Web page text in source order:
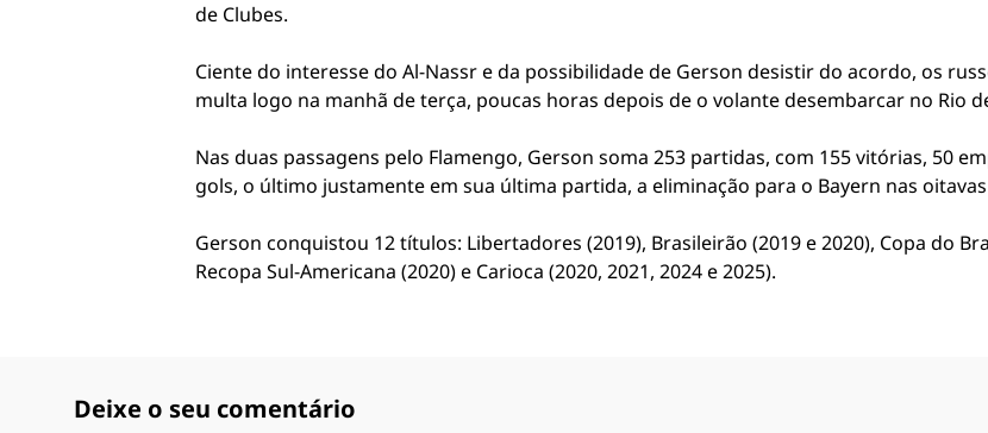
de Clubes.
Ciente do interesse do Al-Nassr e da possibilidade de Gerson desistir do acordo, os
multa logo na manhã de terça, poucas horas depois de o volante desembarcar no Rio
Nas duas passagens pelo Flamengo, Gerson soma 253 partidas, com 155 vitórias, 50
gols, o último justamente em sua última partida, a eliminação para o Bayern nas oitavas
Gerson conquistou 12 títulos: Libertadores (2019), Brasileirão (2019 e 2020), Copa do
Recopa Sul-Americana (2020) e Carioca (2020, 2021, 2024 e 2025).
Deixe o seu comentário